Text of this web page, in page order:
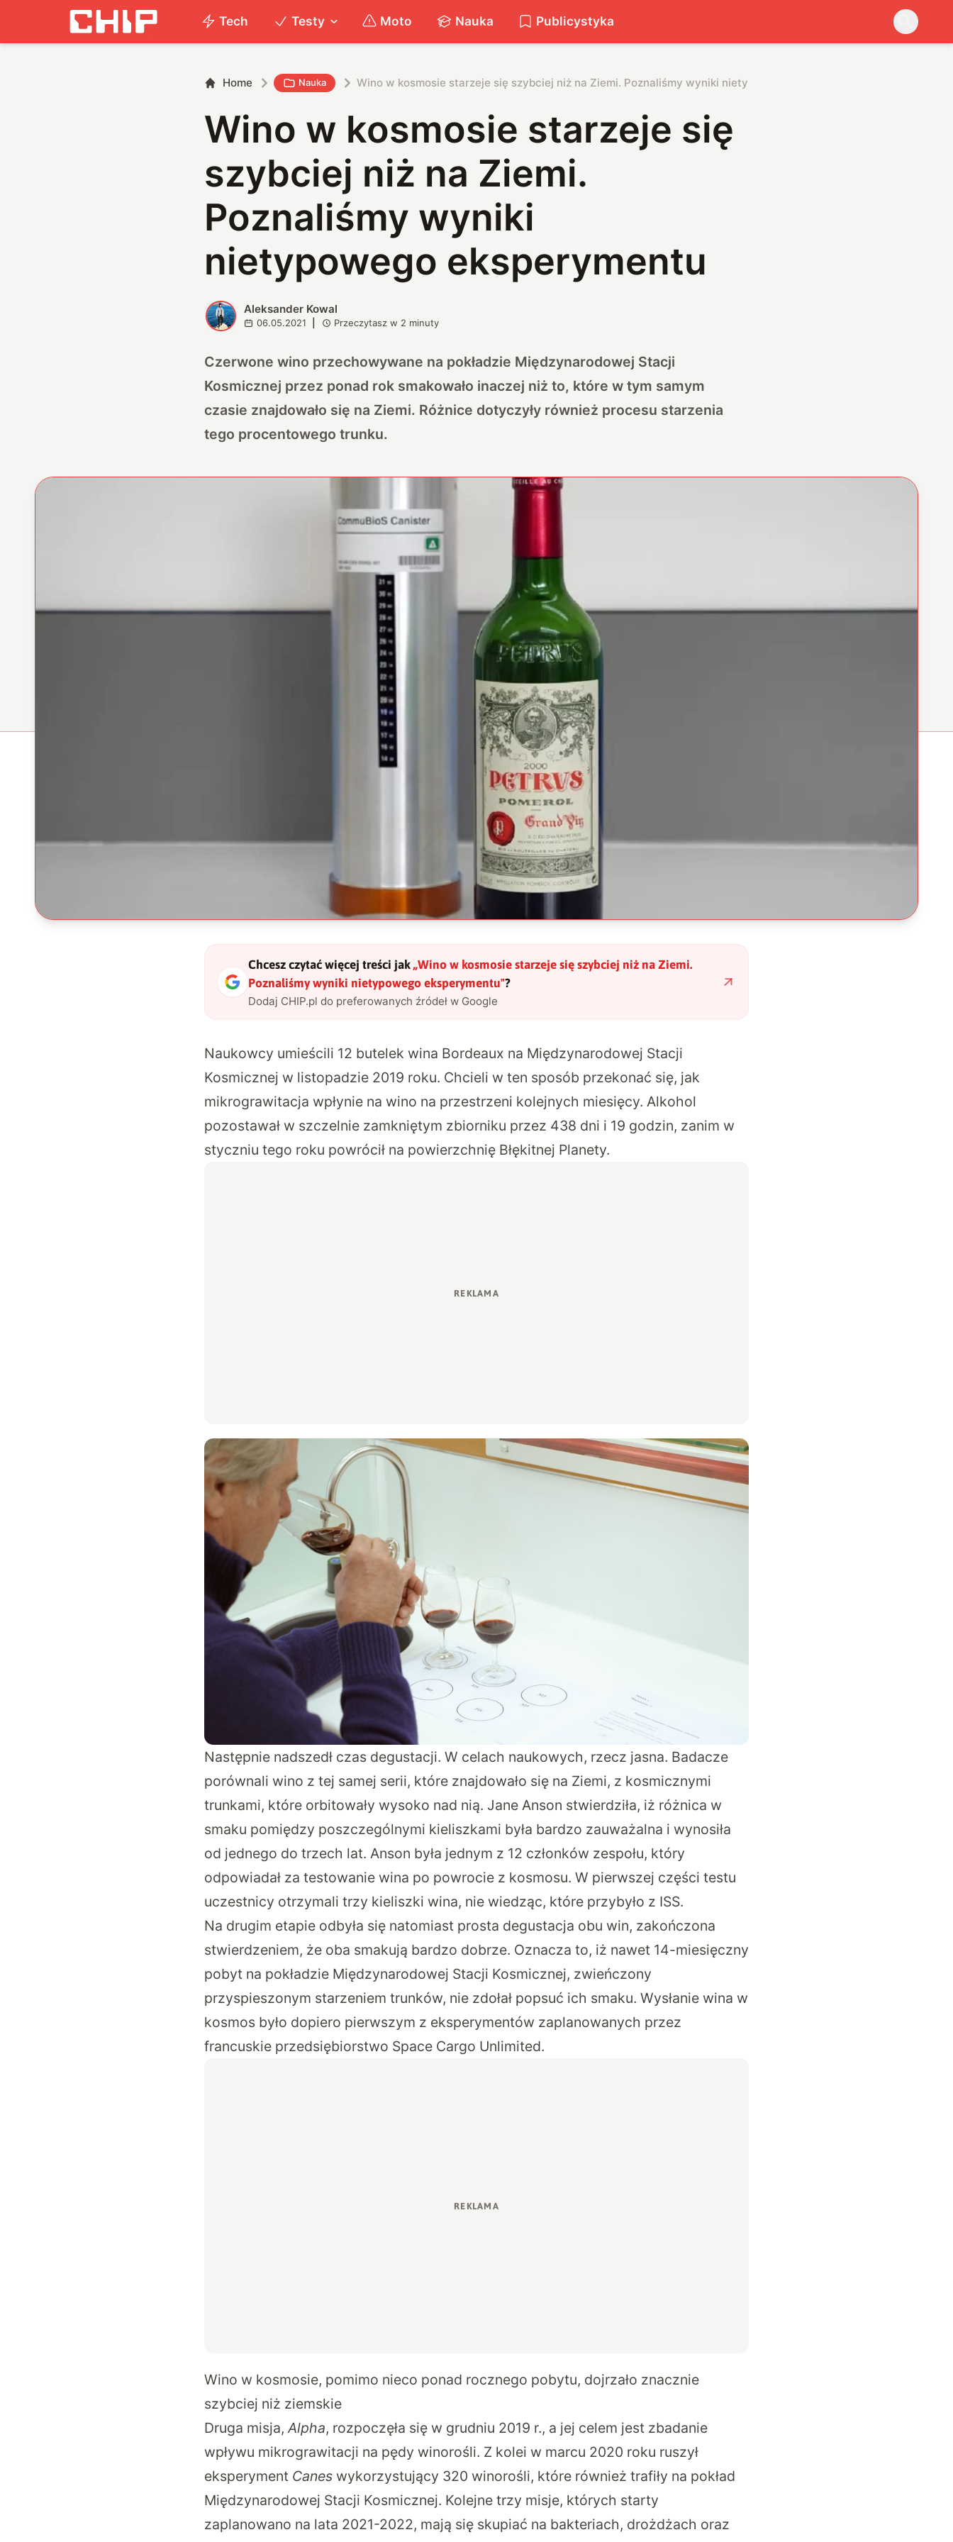
Tech Testy Moto Nauka Publicystyka
Home Nauka Wino w kosmosie starzeje się szybciej niż na Ziemi. Poznaliśmy wyniki nietypowego eksperymentu
Wino w kosmosie starzeje się
szybciej niż na Ziemi.
Poznaliśmy wyniki
nietypowego eksperymentu
A Aleksander Kowal
06.05.2021 Przeczytasz w 2 minuty
Czerwone wino przechowywane na pokładzie Międzynarodowej Stacji
Kosmicznej przez ponad rok smakowało inaczej niż to, które w tym samym
czasie znajdowało się na Ziemi. Różnice dotyczyły również procesu starzenia
tego procentowego trunku.
Chcesz czytać więcej treści jak „Wino w kosmosie starzeje się szybciej niż na Ziemi.
Poznaliśmy wyniki nietypowego eksperymentu"?
Dodaj CHIP.pl do preferowanych źródeł w Google
Naukowcy umieścili 12 butelek wina Bordeaux na Międzynarodowej Stacji
Kosmicznej w listopadzie 2019 roku. Chcieli w ten sposób przekonać się, jak
mikrograwitacja wpłynie na wino na przestrzeni kolejnych miesięcy. Alkohol
pozostawał w szczelnie zamkniętym zbiorniku przez 438 dni i 19 godzin, zanim w
styczniu tego roku powrócił na powierzchnię Błękitnej Planety.
Następnie nadszedł czas degustacji. W celach naukowych, rzecz jasna. Badacze
porównali wino z tej samej serii, które znajdowało się na Ziemi, z kosmicznymi
trunkami, które orbitowały wysoko nad nią. Jane Anson stwierdziła, iż różnica w
smaku pomiędzy poszczególnymi kieliszkami była bardzo zauważalna i wynosiła
od jednego do trzech lat. Anson była jednym z 12 członków zespołu, który
odpowiadał za testowanie wina po powrocie z kosmosu. W pierwszej części testu
uczestnicy otrzymali trzy kieliszki wina, nie wiedząc, które przybyło z ISS.
Na drugim etapie odbyła się natomiast prosta degustacja obu win, zakończona
stwierdzeniem, że oba smakują bardzo dobrze. Oznacza to, iż nawet 14-miesięczny
pobyt na pokładzie Międzynarodowej Stacji Kosmicznej, zwieńczony
przyspieszonym starzeniem trunków, nie zdołał popsuć ich smaku. Wysłanie wina w
kosmos było dopiero pierwszym z eksperymentów zaplanowanych przez
francuskie przedsiębiorstwo Space Cargo Unlimited.
Wino w kosmosie, pomimo nieco ponad rocznego pobytu, dojrzało znacznie
szybciej niż ziemskie
Druga misja,Alpha, rozpoczęła się w grudniu 2019 r., a jej celem jest zbadanie
wpływu mikrograwitacji na pędy winorośli. Z kolei w marcu 2020 roku ruszył
eksperyment Canes wykorzystujący 320 winorośli, które również trafiły na pokład
Międzynarodowej Stacji Kosmicznej. Kolejne trzy misje, których starty
zaplanowano na lata 2021-2022, mają się skupiać na bakteriach, drożdżach oraz